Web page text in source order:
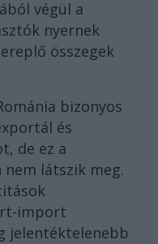
végül a
nyernek
összegek
bizonyos
és
de ez a
látszik meg.
import
jelentéktelenebb